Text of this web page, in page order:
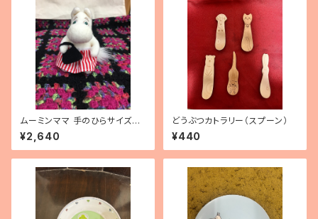
ムーミンママ 手のひらサイズぬ
いぐるみ
¥2,640
どうぶつカトラリー（スプーン）
¥440